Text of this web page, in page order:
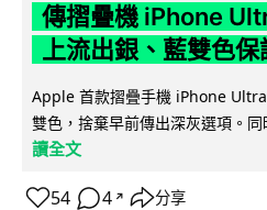
傳摺疊機 iPhone
上流出銀、藍雙色
Apple 首款摺疊手機 iPhone
雙色，捨棄早前傳出深灰選項。
讀全文
54 4 ↗ 分享